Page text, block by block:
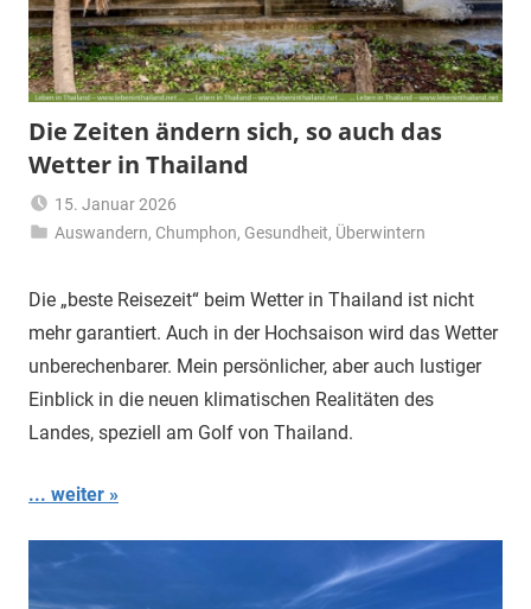
Die Zeiten ändern sich, so auch das
Wetter in Thailand
15. Januar 2026
Matt
Auswandern, Chumphon, Gesundheit, Überwintern
Die „beste Reisezeit“ beim Wetter in Thailand ist nicht
mehr garantiert. Auch in der Hochsaison wird das Wetter
unberechenbarer. Mein persönlicher, aber auch lustiger
Einblick in die neuen klimatischen Realitäten des
Landes, speziell am Golf von Thailand.
... weiter